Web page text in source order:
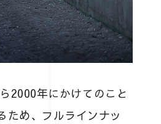
2000年にかけてのこと
ため、フルラインナッ